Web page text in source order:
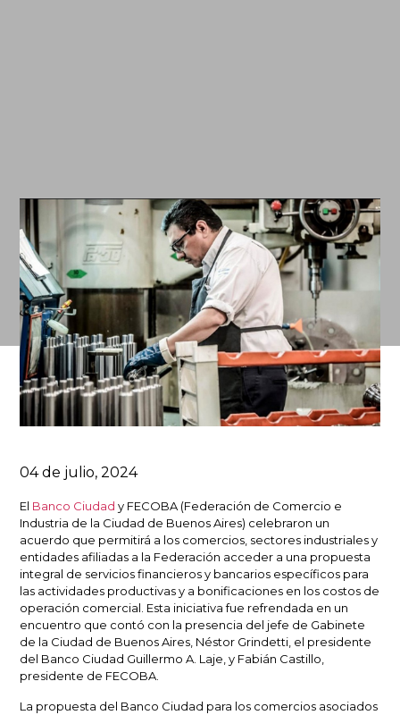
04 de julio, 2024
El Banco Ciudad y FECOBA (Federación de Comercio e
Industria de la Ciudad de Buenos Aires) celebraron un
acuerdo que permitirá a los comercios, sectores industriales y
entidades afiliadas a la Federación acceder a una propuesta
integral de servicios financieros y bancarios específicos para
las actividades productivas y a bonificaciones en los costos de
operación comercial. Esta iniciativa fue refrendada en un
encuentro que contó con la presencia del jefe de Gabinete
de la Ciudad de Buenos Aires, Néstor Grindetti, el presidente
del Banco Ciudad Guillermo A. Laje, y Fabián Castillo,
presidente de FECOBA.
La propuesta del Banco Ciudad para los comercios asociados